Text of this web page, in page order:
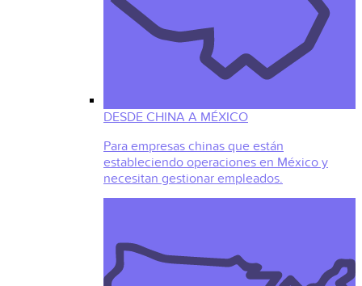
DESDE CHINA A MÉXICO
Para empresas chinas que están
estableciendo operaciones en México y
necesitan gestionar empleados.